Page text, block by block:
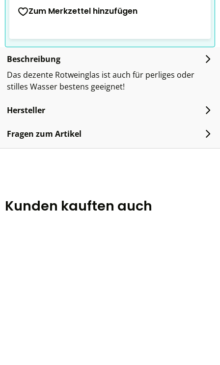
Zum Merkzettel hinzufügen
Beschreibung
Das dezente Rotweinglas ist auch für perliges oder
stilles Wasser bestens geeignet!
Hersteller
Fragen zum Artikel
Kunden kauften auch